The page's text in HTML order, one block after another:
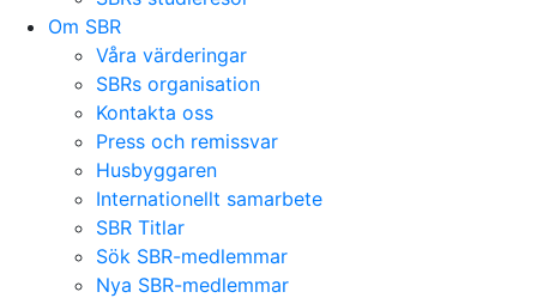
Om SBR
Våra värderingar
SBRs organisation
Kontakta oss
Press och remissvar
Husbyggaren
Internationellt samarbete
SBR Titlar
Sök SBR-medlemmar
Nya SBR-medlemmar